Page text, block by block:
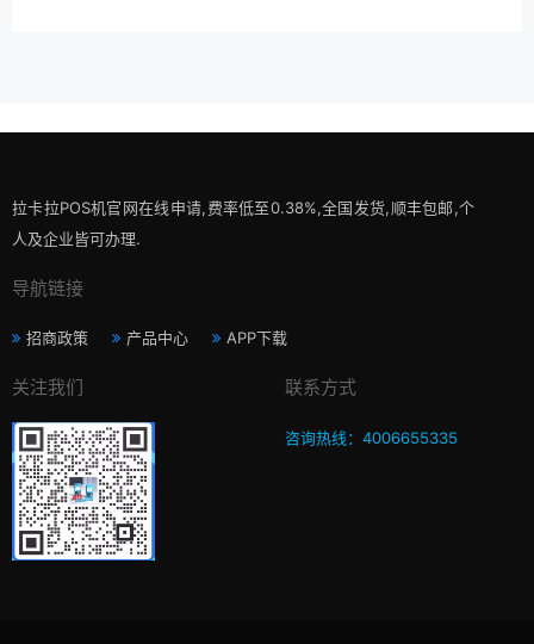
拉卡拉POS机官网在线申请,费率低至0.38%,全国发货,顺丰包邮,个
人及企业皆可办理.
导航链接
招商政策 产品中心 APP下载
关注我们 联系方式
咨询热线：4006655335